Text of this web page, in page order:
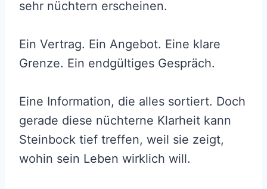
sehr nüchtern erscheinen.
Ein Vertrag. Ein Angebot. Eine klare
Grenze. Ein endgültiges Gespräch.
Eine Information, die alles sortiert. Doch
gerade diese nüchterne Klarheit kann
Steinbock tief treffen, weil sie zeigt,
wohin sein Leben wirklich will.